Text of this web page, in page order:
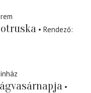
Rendező